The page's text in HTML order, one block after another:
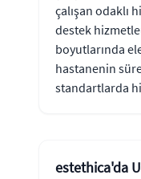
çalışan odaklı
destek
boyutlarında
hastanenin
standartlarda
estethica'da